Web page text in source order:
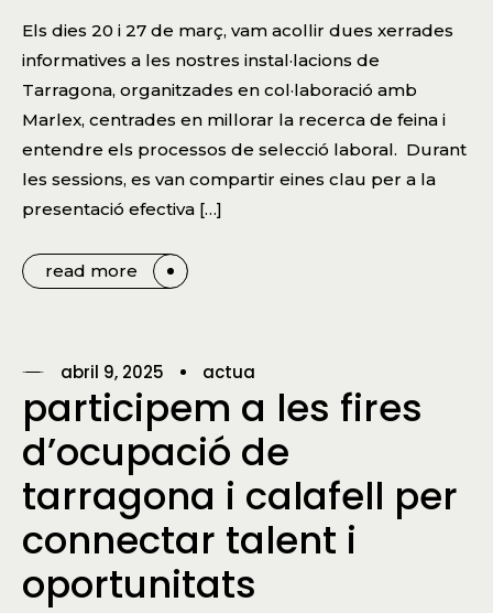
Els dies 20 i 27 de març, vam acollir dues xerrades
informatives a les nostres instal·lacions de
Tarragona, organitzades en col·laboració amb
Marlex, centrades en millorar la recerca de feina i
entendre els processos de selecció laboral. Durant
les sessions, es van compartir eines clau per a la
presentació efectiva […]
read more
abril 9, 2025 actua
participem a les fires
d’ocupació de
tarragona i calafell per
connectar talent i
oportunitats